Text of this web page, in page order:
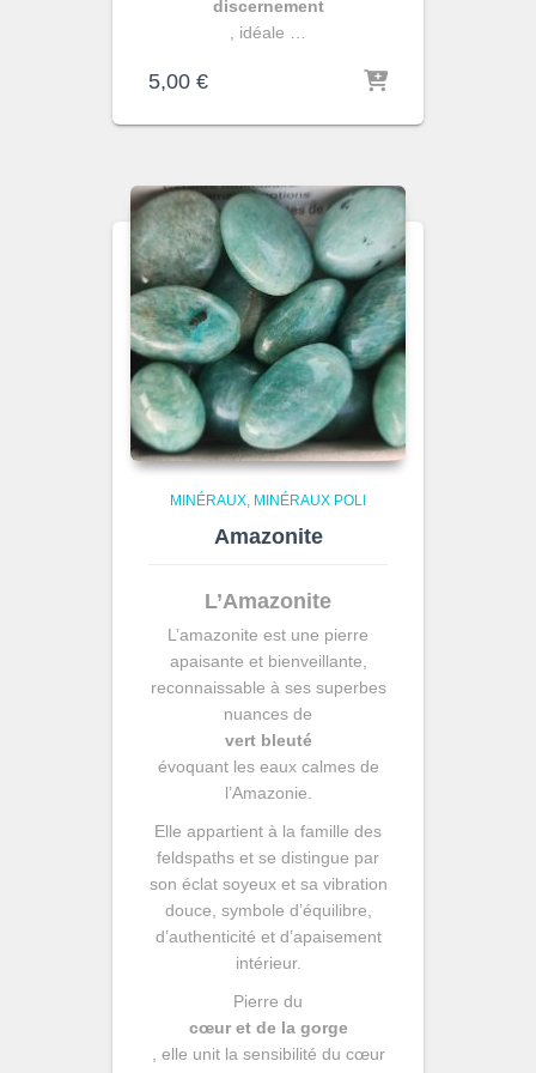
discernement
, idéale …
5,00 €
MINÉRAUX MINÉRAUX POLI
Amazonite
L’Amazonite
L’amazonite est une pierre
apaisante et bienveillante,
reconnaissable à ses superbes
nuances de
vert bleuté
évoquant les eaux calmes de
l’Amazonie.
Elle appartient à la famille des
feldspaths et se distingue par
son éclat soyeux et sa vibration
douce, symbole d’équilibre,
d’authenticité et d’apaisement
intérieur.
Pierre du
cœur et de la gorge
, elle unit la sensibilité du cœur